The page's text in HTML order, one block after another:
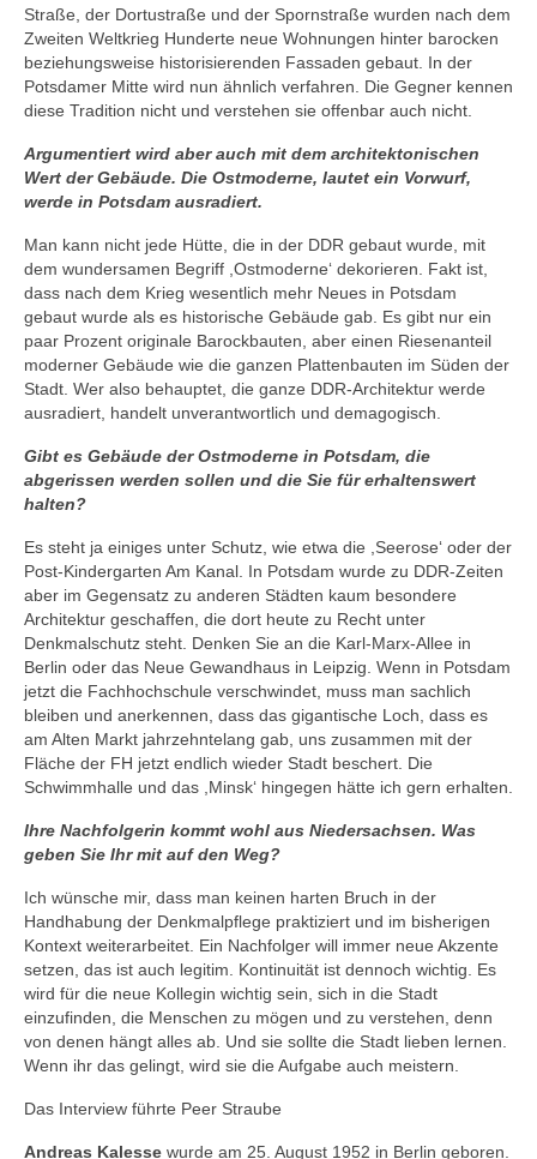
Straße, der Dortustraße und der Spornstraße wurden nach dem
Zweiten Weltkrieg Hunderte neue Wohnungen hinter barocken
beziehungsweise historisierenden Fassaden gebaut. In der
Potsdamer Mitte wird nun ähnlich verfahren. Die Gegner kennen
diese Tradition nicht und verstehen sie offenbar auch nicht.
Argumentiert wird aber auch mit dem architektonischen
Wert der Gebäude. Die Ostmoderne, lautet ein Vorwurf,
werde in Potsdam ausradiert.
Man kann nicht jede Hütte, die in der DDR gebaut wurde, mit
dem wundersamen Begriff ,Ostmoderne‘ dekorieren. Fakt ist,
dass nach dem Krieg wesentlich mehr Neues in Potsdam
gebaut wurde als es historische Gebäude gab. Es gibt nur ein
paar Prozent originale Barockbauten, aber einen Riesenanteil
moderner Gebäude wie die ganzen Plattenbauten im Süden der
Stadt. Wer also behauptet, die ganze DDR-Architektur werde
ausradiert, handelt unverantwortlich und demagogisch.
Gibt es Gebäude der Ostmoderne in Potsdam, die
abgerissen werden sollen und die Sie für erhaltenswert
halten?
Es steht ja einiges unter Schutz, wie etwa die ,Seerose‘ oder der
Post-Kindergarten Am Kanal. In Potsdam wurde zu DDR-Zeiten
aber im Gegensatz zu anderen Städten kaum besondere
Architektur geschaffen, die dort heute zu Recht unter
Denkmalschutz steht. Denken Sie an die Karl-Marx-Allee in
Berlin oder das Neue Gewandhaus in Leipzig. Wenn in Potsdam
jetzt die Fachhochschule verschwindet, muss man sachlich
bleiben und anerkennen, dass das gigantische Loch, dass es
am Alten Markt jahrzehntelang gab, uns zusammen mit der
Fläche der FH jetzt endlich wieder Stadt beschert. Die
Schwimmhalle und das ,Minsk‘ hingegen hätte ich gern erhalten.
Ihre Nachfolgerin kommt wohl aus Niedersachsen. Was
geben Sie Ihr mit auf den Weg?
Ich wünsche mir, dass man keinen harten Bruch in der
Handhabung der Denkmalpflege praktiziert und im bisherigen
Kontext weiterarbeitet. Ein Nachfolger will immer neue Akzente
setzen, das ist auch legitim. Kontinuität ist dennoch wichtig. Es
wird für die neue Kollegin wichtig sein, sich in die Stadt
einzufinden, die Menschen zu mögen und zu verstehen, denn
von denen hängt alles ab. Und sie sollte die Stadt lieben lernen.
Wenn ihr das gelingt, wird sie die Aufgabe auch meistern.
Das Interview führte Peer Straube
Andreas Kalesse wurde am 25. August 1952 in Berlin geboren.